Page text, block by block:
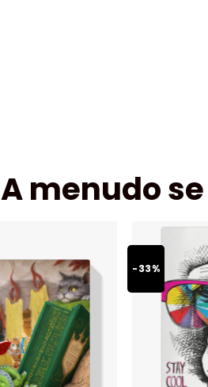
A menudo
-33%